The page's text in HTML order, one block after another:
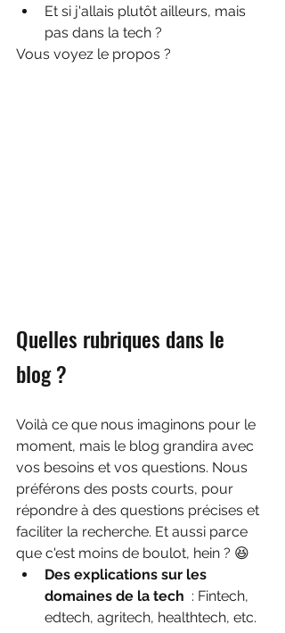
Et si j'allais plutôt ailleurs, mais
pas dans la tech ?
Vous voyez le propos ?
Quelles rubriques dans le
blog ?
Voilà ce que nous imaginons pour le
moment, mais le blog grandira avec
vos besoins et vos questions. Nous
préférons des posts courts, pour
répondre à des questions précises et
faciliter la recherche. Et aussi parce
que c'est moins de boulot, hein ? 😆
Des explications sur les
domaines de la tech
  : Fintech,
edtech, agritech, healthtech, etc.